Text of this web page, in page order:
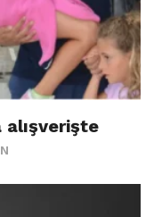
alışverişte